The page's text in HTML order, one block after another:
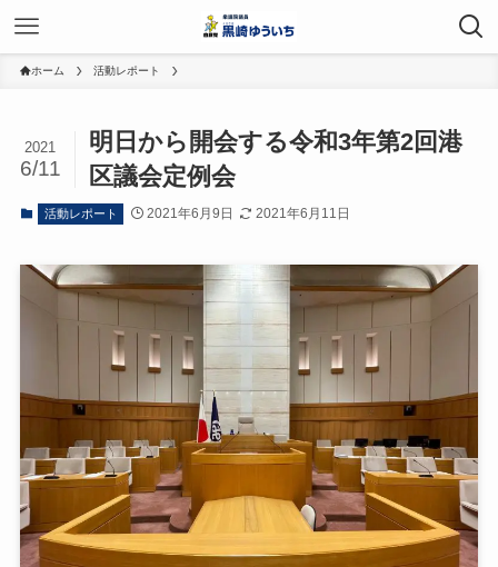
ホーム 活動レポート
明日から開会する令和3年第2回港
区議会定例会
2021
6/11
活動レポート 2021年6月9日 2021年6月11日